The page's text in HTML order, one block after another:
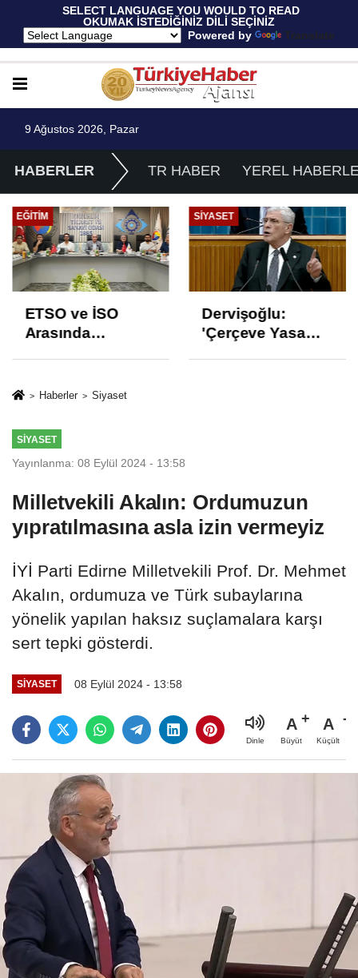
SELECT LANGUAGE YOU WOULD TO READ
OKUMAK İSTEDİĞİNİZ DİLİ SEÇİNİZ
Powered by
Translate
9 Ağustos 2026, Pazar
HABERLER TR HABER YEREL
SIYASET
Dervişoğlu:
'Çerçeve Yasa
ve İhanet
GÜNCEL
Araçtan izmarit ve
çöp atanlara
Haberler Siyaset
SIYASET
Yayınlanma: 08 Eylül 2024 - 13:58
Milletvekili Akalın: Ordumuzun
yıpratılmasına asla izin vermeyiz
İYİ Parti Edirne Milletvekili Prof. Dr. Mehmet
Akalın, ordumuza ve Türk subaylarına
yönelik yapılan haksız suçlamalara karşı
sert tepki gösterdi.
SIYASET 08 Eylül 2024 - 13:58
Dinle
A
Büyüt
A
Küçült